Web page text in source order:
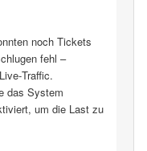
noch Tickets
fehl –
das System
um die Last zu